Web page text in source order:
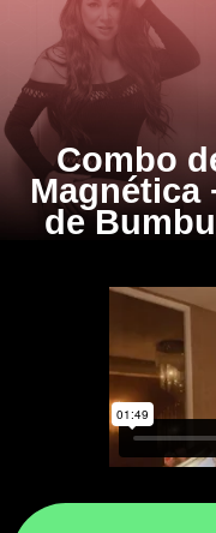
Combo
Magnética
de